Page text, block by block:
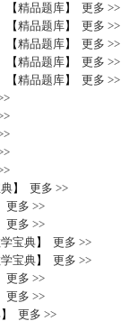
【精品题库】 更多 >>
【精品题库】 更多 >>
【精品题库】 更多 >>
【精品题库】 更多 >>
【精品题库】 更多 >>
】 更多 >>
更多 >>
更多 >>
宝典】 更多 >>
宝典】 更多 >>
更多 >>
更多 >>
】 更多 >>